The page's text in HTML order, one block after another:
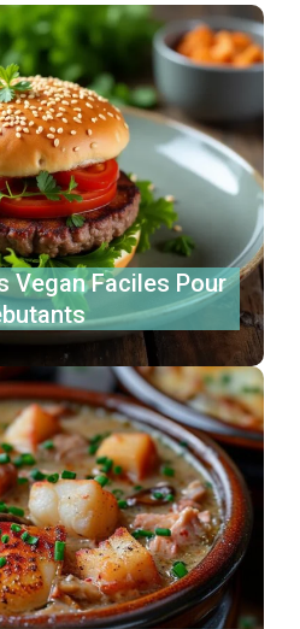
Vegan Faciles Pour